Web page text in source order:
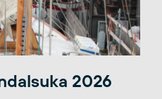
2026